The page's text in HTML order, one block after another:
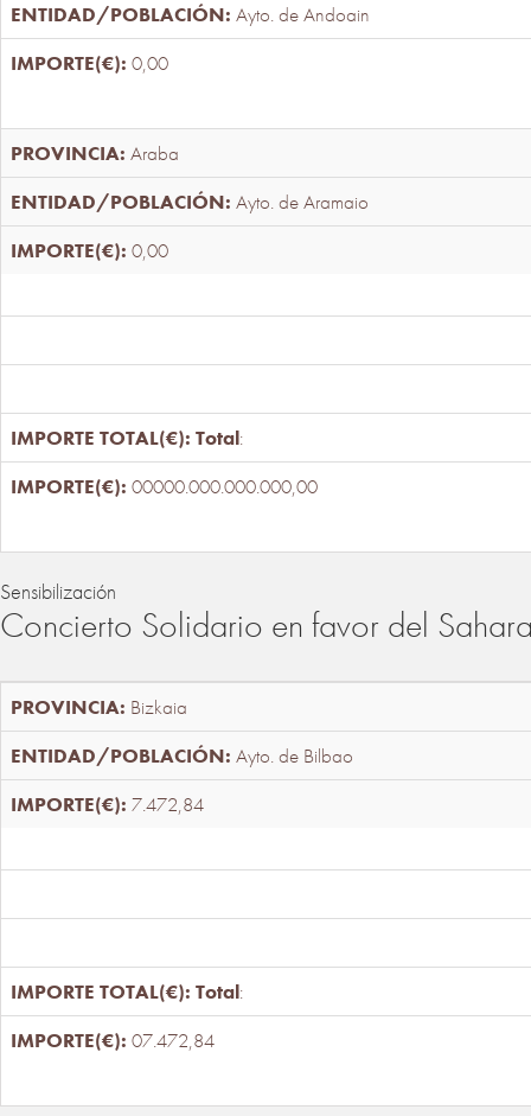
Ayto. de Andoain
0,00
Araba
Ayto. de Aramaio
0,00
Total:
00000.000.000.000,00
Sensibilización
Concierto Solidario en favor del
Bizkaia
Ayto. de Bilbao
7.472,84
Total:
07.472,84